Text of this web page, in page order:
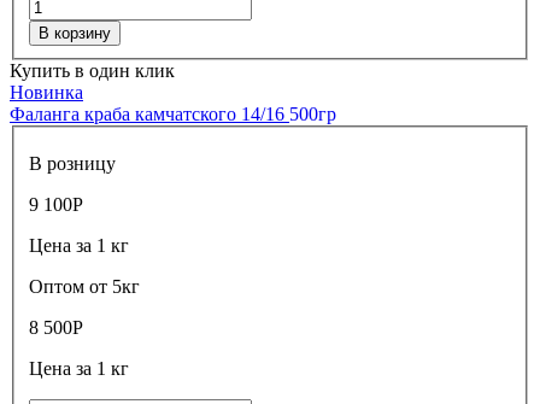
В корзину
Купить в один клик
Новинка
Фаланга краба камчатского 14/16 500гр
В розницу
9 100Р
Цена за 1 кг
Оптом от 5кг
8 500Р
Цена за 1 кг